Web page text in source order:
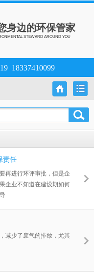
身边的环保管家
STEWARD AROUND YOU
18337410099
责任
再进行环评审批，但是企
企业不知道在建设期如何
减少了废气的排放，尤其